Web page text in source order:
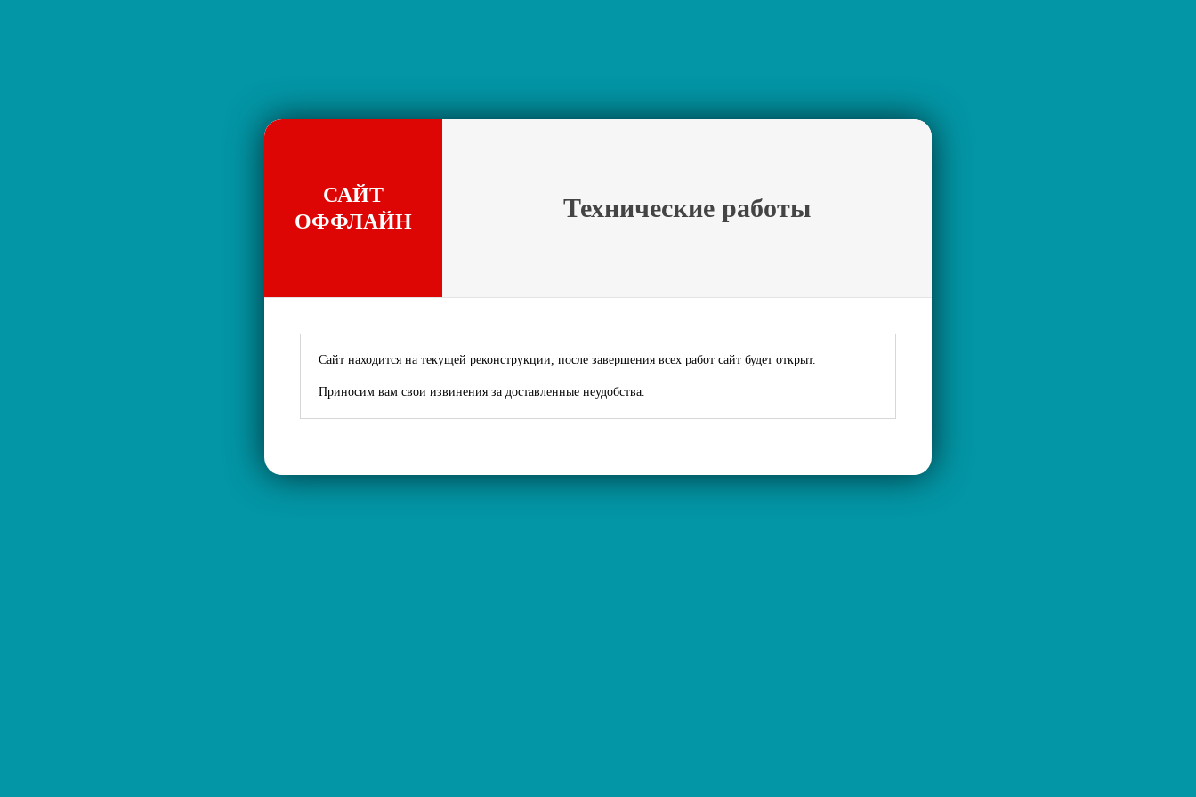
Технические работы
САЙТ
ОФФЛАЙН
Сайт находится на текущей реконструкции, после завершения всех работ сайт будет открыт.
Приносим вам свои извинения за доставленные неудобства.